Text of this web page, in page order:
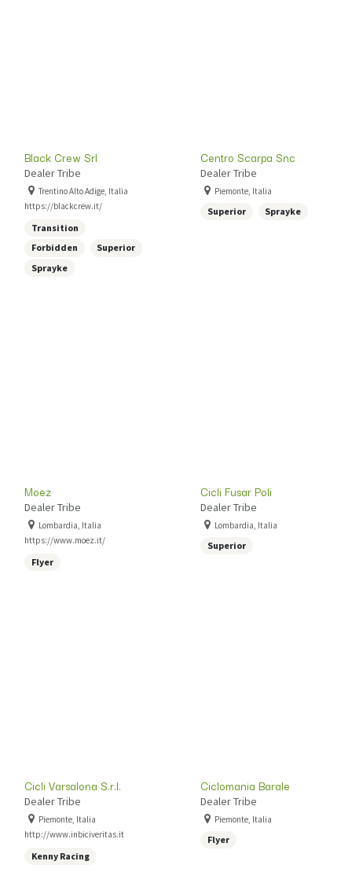
Black Crew Srl
Dealer Tribe
Trentino Alto Adige, Italia
https://blackcrew.it/
Transition
Forbidden
Superior
Sprayke
Centro Scarpa Snc
Dealer Tribe
Piemonte, Italia
Superior Sprayke
Moez
Dealer Tribe
Lombardia, Italia
https://www.moez.it/
Flyer
Cicli Fusar Poli
Dealer Tribe
Lombardia, Italia
Superior
Cicli Varsalona S.r.l.
Dealer Tribe
Piemonte, Italia
http://www.inbiciveritas.it
Kenny Racing
Ciclomania Barale
Dealer Tribe
Piemonte, Italia
Flyer